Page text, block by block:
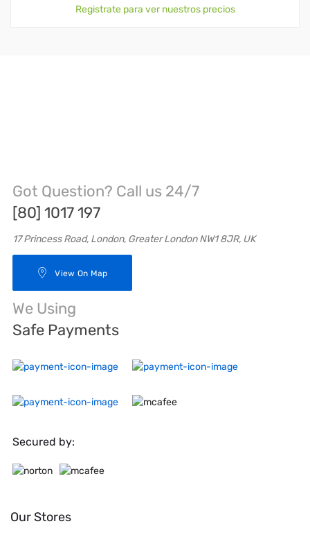
Registrate para ver nuestros precios
Got Question? Call us 24/7
[80] 1017 197
17 Princess Road, London, Greater London NW1 8JR, UK
View On Map
We Using
Safe Payments
Secured by:
Our Stores